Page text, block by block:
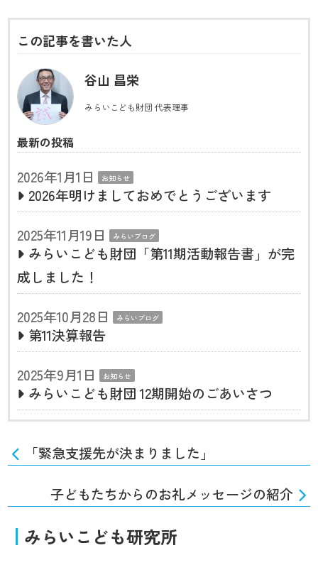
この記事を書いた人
谷山 昌栄
みらいこども財団 代表理事
最新の投稿
2026年1月1日 お知らせ
2026年明けましておめでとうございます
2025年11月19日
みらいブログ
みらいこども財団「第11期活動報告書」が完
成しました！
2025年10月28日
みらいブログ
第11決算報告
2025年9月1日
お知らせ
みらいこども財団 12期開始のごあいさつ
「緊急支援先が決まりました」
子どもたちからのお礼メッセージの紹介
みらいこども研究所